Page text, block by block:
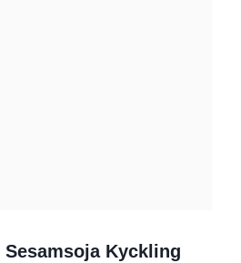
Kyckling